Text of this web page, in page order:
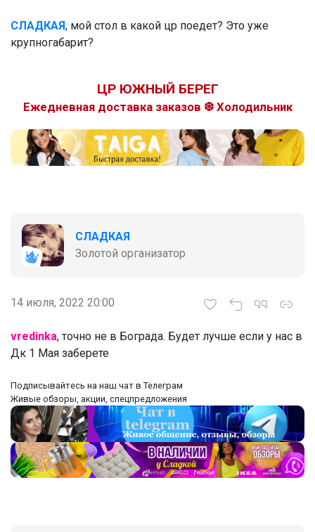
СЛАДКАЯ, мой стол в какой цр поедет? Это уже
крупногабарит?
ЦР ЮЖНЫЙ БЕРЕГ
Ежедневная доставка заказов ❆ Холодильник
СЛАДКАЯ
Золотой организатор
14 июля, 2022 20:00
vredinka, точно не в Бограда. Будет лучше если у нас в
Дк 1 Мая заберете
‌Подписывайтесь на наш чат в Телеграм
‌Живые обзоры, акции, спецпредложения
Трендовые кеды на сменку. То, что
надо подростку
Кроссовки для девочки на сменку
Брюнетка
Ультрамягкий грифель. Плотный
укрывистый цвет Яркость, перед
бумага
_Настя_